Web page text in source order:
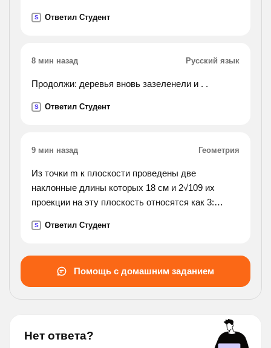
правильного 6-угольника равна 72 корень из 3см
радиус круга 12 см,).
S Ответил Студент
8 мин назад Русский язык
Продолжи: деревья вновь зазеленели и . .
S Ответил Студент
9 мин назад Геометрия
Из точки m к плоскости проведены две
наклонные длины которых 18 см и 2√109 их
проекции на эту плоскость относятся как 3:
S Ответил Студент
Помощь с домашним заданием
Нет ответа?